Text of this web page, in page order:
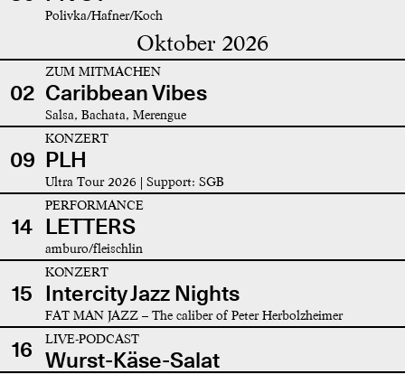
Polivka/Hafner/Koch
Oktober 2026
02
ZUM MITMACHEN
Caribbean Vibes
Salsa, Bachata, Merengue
09
KONZERT
PLH
Ultra Tour 2026 | Support: SGB
14
PERFORMANCE
LETTERS
amburo/fleischlin
15
KONZERT
Intercity Jazz Nights
FAT MAN JAZZ – The caliber of Peter Herbolzheimer
16 LIVE-PODCAST
Wurst-Käse-Salat